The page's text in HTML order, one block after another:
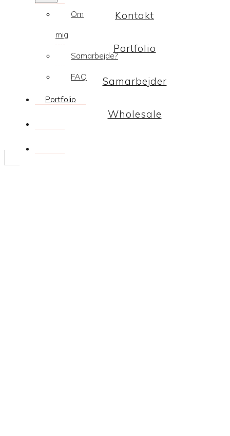
Om
mig
Samarbejde?
FAQ
Portfolio
Kontakt
Portfolio
Samarbejder
Wholesale